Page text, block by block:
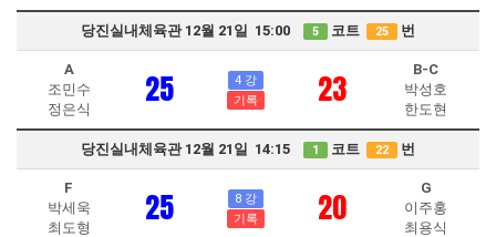
당진실내체육관 12월 21일 15:00 5 코트 25 번
A
조민수
정은식
25
4 강
기록
23
B-C
박성호
한도현
당진실내체육관 12월 21일 14:15 1 코트 22 번
F
박세욱
최도형
25
8 강
기록
20
G
이주홍
최용식